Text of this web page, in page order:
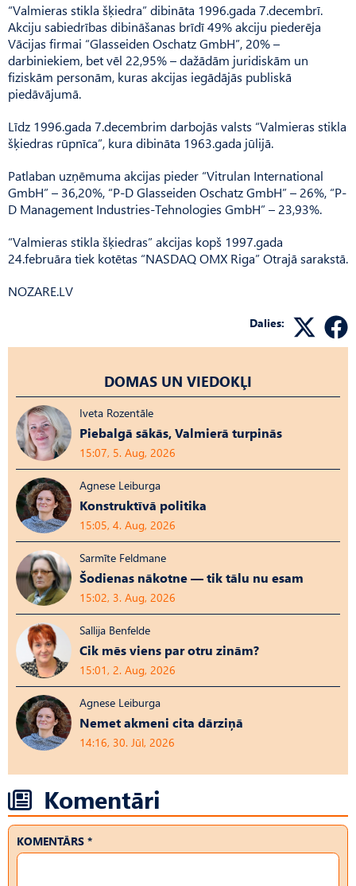
“Valmieras stikla šķiedra” dibināta 1996.gada 7.decembrī.
Akciju sabiedrības dibināšanas brīdī 49% akciju piederēja
Vācijas firmai “Glasseiden Oschatz GmbH”, 20% –
darbiniekiem, bet vēl 22,95% – dažādām juridiskām un
fiziskām personām, kuras akcijas iegādājās publiskā
piedāvājumā.
Līdz 1996.gada 7.decembrim darbojās valsts “Valmieras stikla
šķiedras rūpnīca”, kura dibināta 1963.gada jūlijā.
Patlaban uzņēmuma akcijas pieder “Vitrulan International
GmbH” – 36,20%, “P-D Glasseiden Oschatz GmbH” – 26%, “P-
D Management Industries-Tehnologies GmbH” – 23,93%.
“Valmieras stikla šķiedras” akcijas kopš 1997.gada
24.februāra tiek kotētas “NASDAQ OMX Riga” Otrajā sarakstā.
NOZARE.LV
Dalies:
DOMAS UN VIEDOKĻI
Iveta Rozentāle
Piebalgā sākās, Valmierā turpinās
15:07, 5. Aug, 2026
Agnese Leiburga
Konstruktīvā politika
15:05, 4. Aug, 2026
Sarmīte Feldmane
Šodienas nākotne — tik tālu nu esam
15:02, 3. Aug, 2026
Sallija Benfelde
Cik mēs viens par otru zinām?
15:01, 2. Aug, 2026
Agnese Leiburga
Nemet akmeni cita dārziņā
14:16, 30. Jūl, 2026
Komentāri
KOMENTĀRS *